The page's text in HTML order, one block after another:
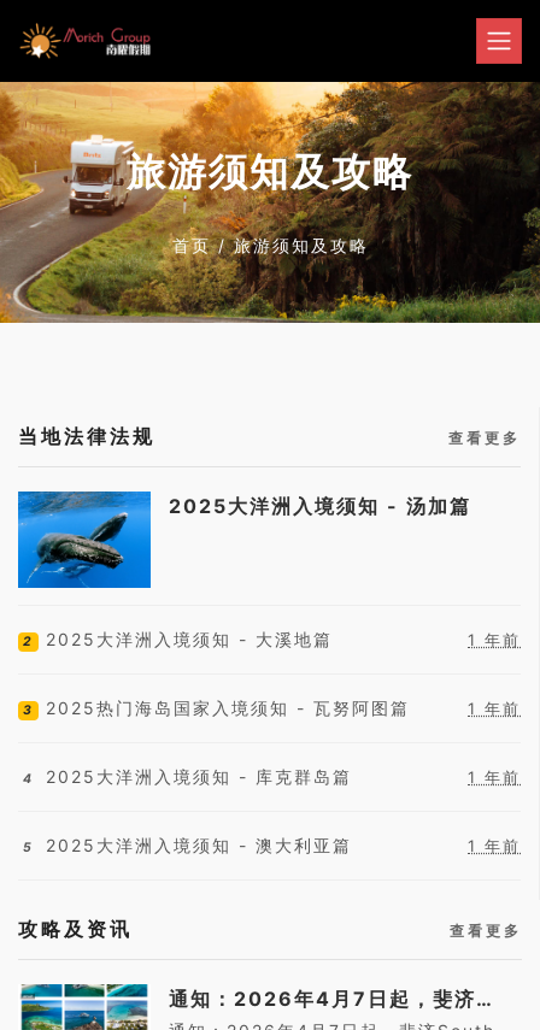
旅游须知及攻略
首页/旅游须知及攻略
当地法律法规 查看更多
2025大洋洲入境须知 - 汤加篇
2 2025大洋洲入境须知 - 大溪地篇 1 年前
3 2025热门海岛国家入境须知 - 瓦努阿图篇 1 年前
4 2025大洋洲入境须知 - 库克群岛篇 1 年前
5 2025大洋洲入境须知 - 澳大利亚篇 1 年前
攻略及资讯 查看更多
通知：2026年4月7日起，斐济